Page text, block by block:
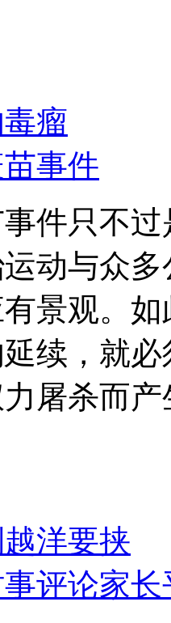
瘤
事件
件只不
动与众
景观。
延续，就
屠杀而
洋要挟
评论家长